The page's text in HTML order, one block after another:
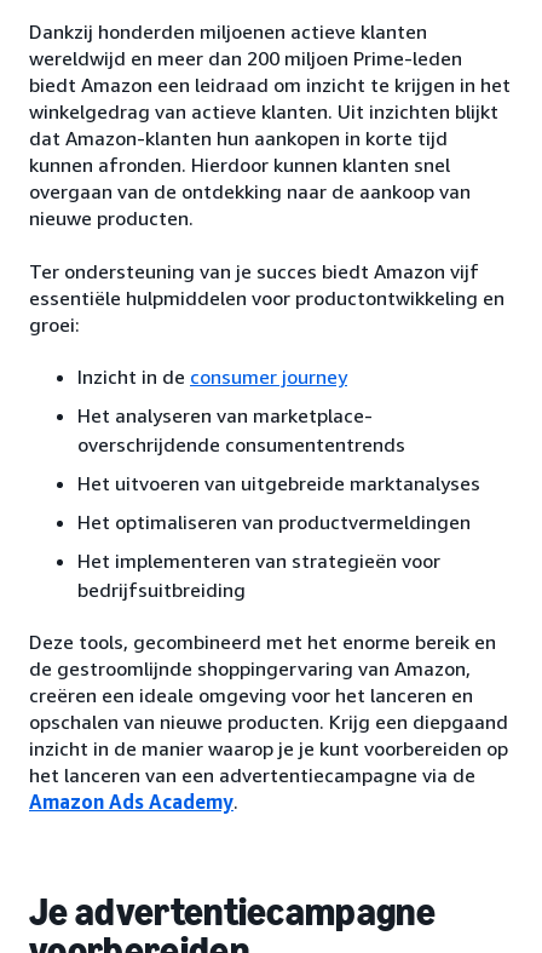
Dankzij honderden miljoenen actieve klanten
wereldwijd en meer dan 200 miljoen Prime-leden
biedt Amazon een leidraad om inzicht te krijgen in het
winkelgedrag van actieve klanten. Uit inzichten blijkt
dat Amazon-klanten hun aankopen in korte tijd
kunnen afronden. Hierdoor kunnen klanten snel
overgaan van de ontdekking naar de aankoop van
nieuwe producten.
Ter ondersteuning van je succes biedt Amazon vijf
essentiële hulpmiddelen voor productontwikkeling en
groei:
Inzicht in de consumer journey
Het analyseren van marketplace-
overschrijdende consumententrends
Het uitvoeren van uitgebreide marktanalyses
Het optimaliseren van productvermeldingen
Het implementeren van strategieën voor
bedrijfsuitbreiding
Deze tools, gecombineerd met het enorme bereik en
de gestroomlijnde shoppingervaring van Amazon,
creëren een ideale omgeving voor het lanceren en
opschalen van nieuwe producten. Krijg een diepgaand
inzicht in de manier waarop je je kunt voorbereiden op
het lanceren van een advertentiecampagne via de
Amazon Ads Academy.
Je advertentiecampagne